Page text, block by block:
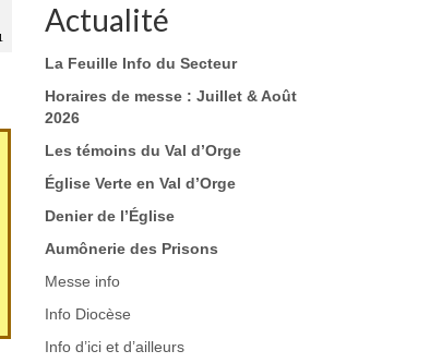
Actualité
La Feuille Info du Secteur
Horaires de messe : Juillet & Août
2026
Les témoins du Val d’Orge
Église Verte en Val d’Orge
Denier de l’Église
Aumônerie des Prisons
Messe info
Info Diocèse
Info d’ici et d’ailleurs